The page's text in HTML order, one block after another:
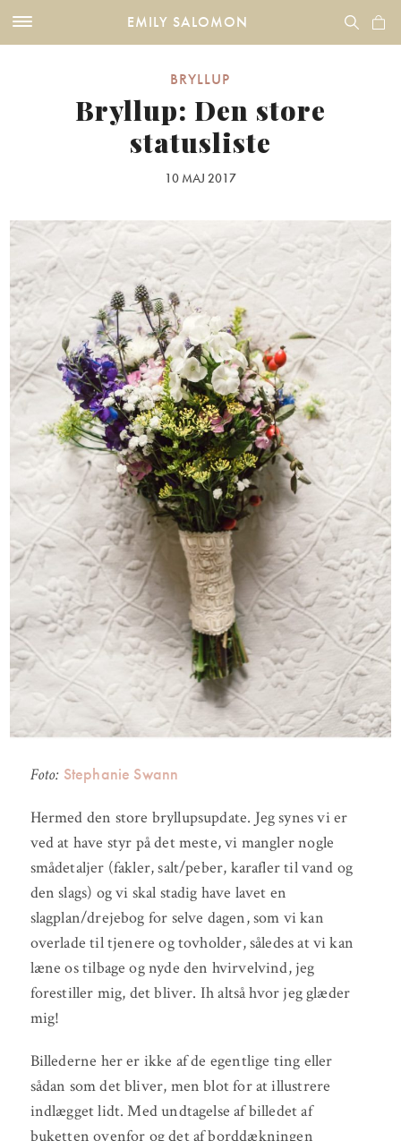
EMILY SALOMON
BRYLLUP
Bryllup: Den store
statusliste
10 MAJ 2017
Foto: Stephanie Swann
Hermed den store bryllupsupdate. Jeg synes vi er
ved at have styr på det meste, vi mangler nogle
smådetaljer (fakler, salt/peber, karafler til vand og
den slags) og vi skal stadig have lavet en
slagplan/drejebog for selve dagen, som vi kan
overlade til tjenere og tovholder, således at vi kan
læne os tilbage og nyde den hvirvelvind, jeg
forestiller mig, det bliver. Ih altså hvor jeg glæder
mig!
Billederne her er ikke af de egentlige ting eller
sådan som det bliver, men blot for at illustrere
indlægget lidt. Med undtagelse af billedet af
buketten ovenfor og det af borddækningen